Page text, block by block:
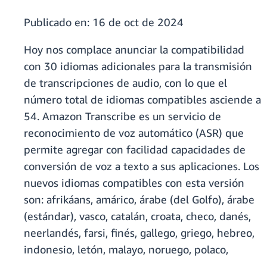
Publicado en: 16 de oct de 2024
Hoy nos complace anunciar la compatibilidad
con 30 idiomas adicionales para la transmisión
de transcripciones de audio, con lo que el
número total de idiomas compatibles asciende a
54. Amazon Transcribe es un servicio de
reconocimiento de voz automático (ASR) que
permite agregar con facilidad capacidades de
conversión de voz a texto a sus aplicaciones. Los
nuevos idiomas compatibles con esta versión
son: afrikáans, amárico, árabe (del Golfo), árabe
(estándar), vasco, catalán, croata, checo, danés,
neerlandés, farsi, finés, gallego, griego, hebreo,
indonesio, letón, malayo, noruego, polaco,